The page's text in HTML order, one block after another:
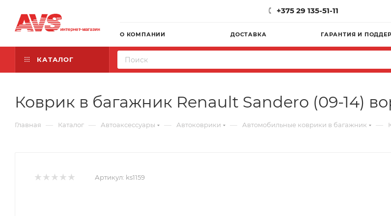
+375 29 135-51-11
О КОМПАНИИ ДОСТАВКА ГАРАНТИЯ И
КАТАЛОГ
Коврик в багажник Renault Sandero (09-14)
Главная — Каталог — Автоаксессуары — Автоковрики — Автомобильные коврики в багажник —
Артикул: ks1159